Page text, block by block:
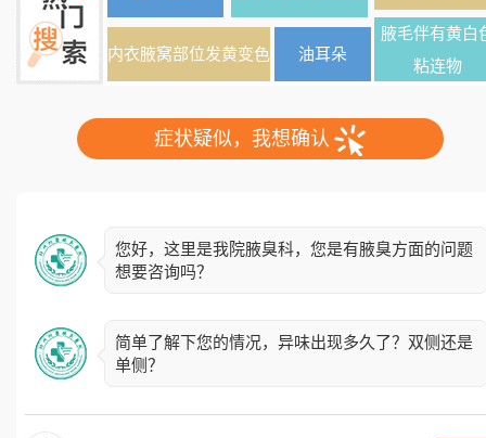
内衣腋窝部位发黄变色 油耳朵
腋毛伴有黄白
粘连物
症状疑似，我想确认
您好，这里是我院腋臭科，您是有腋臭方面的问题
想要咨询吗？
简单了解下您的情况，异味出现多久了？双侧还是
单侧？